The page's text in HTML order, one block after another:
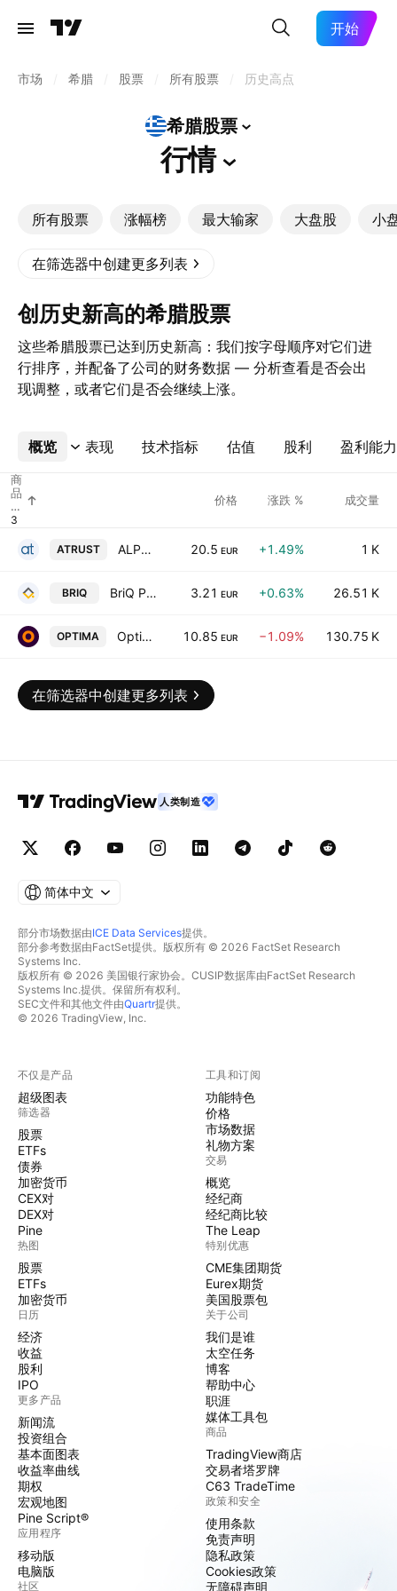
开始
市场 希腊 股票 所有股票 历史高点
希腊股票
行情
所有股票 涨幅榜 最大输家 大盘股 小
在筛选器中创建更多列表
创历史新高的希腊股票
这些希腊股票已达到历史新高：我们按字母顺序对它们进
行排序，并配备了公司的财务数据 — 分析查看是否会出
现调整，或者它们是否会继续上涨。
概览 表现 技术指标 估值 股利 盈利能力
更多
商
品
代
码
价格 涨跌 % 成交量
ATRUST ALPHA TRUST HOLDINGS S.A. 20.5 EUR +1.49% 1 K
BRIQ BriQ Properties Real Estate Investment Company 3.21 EUR +0.63% 26.51 K
OPTIMA Optima Bank SA 10.85 EUR −1.09% 130.75 K
在筛选器中创建更多列表
人类制造
简体中文
部分市场数据由ICE Data Services提供。
部分参考数据由FactSet提供。版权所有 © 2026 FactSet Research
Systems Inc.
版权所有 © 2026 美国银行家协会。CUSIP数据库由FactSet Research
Systems Inc.提供。保留所有权利。
SEC文件和其他文件由Quartr提供。
© 2026 TradingView, Inc.
不仅是产品
超级图表
筛选器
股票
ETFs
债券
加密货币
CEX对
DEX对
Pine
热图
股票
ETFs
加密货币
日历
经济
收益
股利
IPO
更多产品
新闻流
投资组合
基本面图表
收益率曲线
期权
宏观地图
Pine Script®
应用程序
移动版
电脑版
社区
工具和订阅
功能特色
价格
市场数据
礼物方案
交易
概览
经纪商
经纪商比较
The Leap
特别优惠
CME集团期货
Eurex期货
美国股票包
关于公司
我们是谁
太空任务
博客
帮助中心
职涯
媒体工具包
商品
TradingView商店
交易者塔罗牌
C63 TradeTime
政策和安全
使用条款
免责声明
隐私政策
Cookies政策
无障碍声明